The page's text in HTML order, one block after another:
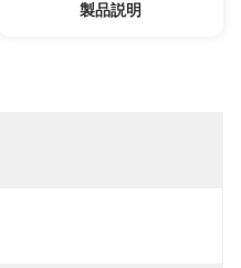
製品説明